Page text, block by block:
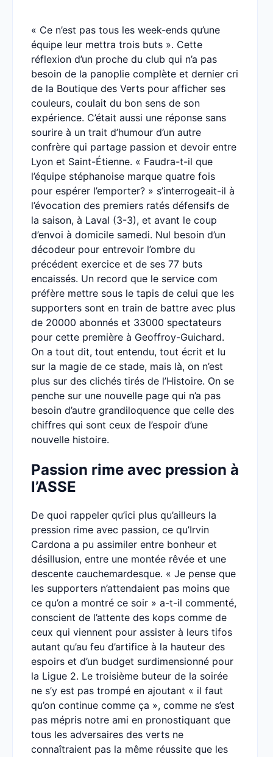
« Ce n’est pas tous les week-ends qu’une
équipe leur mettra trois buts ». Cette
réflexion d’un proche du club qui n’a pas
besoin de la panoplie complète et dernier cri
de la Boutique des Verts pour afficher ses
couleurs, coulait du bon sens de son
expérience. C’était aussi une réponse sans
sourire à un trait d’humour d’un autre
confrère qui partage passion et devoir entre
Lyon et Saint-Étienne. « Faudra-t-il que
l’équipe stéphanoise marque quatre fois
pour espérer l’emporter? » s’interrogeait-il à
l’évocation des premiers ratés défensifs de
la saison, à Laval (3-3), et avant le coup
d’envoi à domicile samedi. Nul besoin d’un
décodeur pour entrevoir l’ombre du
précédent exercice et de ses 77 buts
encaissés. Un record que le service com
préfère mettre sous le tapis de celui que les
supporters sont en train de battre avec plus
de 20000 abonnés et 33000 spectateurs
pour cette première à Geoffroy-Guichard.
On a tout dit, tout entendu, tout écrit et lu
sur la magie de ce stade, mais là, on n’est
plus sur des clichés tirés de l’Histoire. On se
penche sur une nouvelle page qui n’a pas
besoin d’autre grandiloquence que celle des
chiffres qui sont ceux de l’espoir d’une
nouvelle histoire.
Passion rime avec pression à
l’ASSE
De quoi rappeler qu’ici plus qu’ailleurs la
pression rime avec passion, ce qu’Irvin
Cardona a pu assimiler entre bonheur et
désillusion, entre une montée rêvée et une
descente cauchemardesque. « Je pense que
les supporters n’attendaient pas moins que
ce qu’on a montré ce soir » a-t-il commenté,
conscient de l’attente des kops comme de
ceux qui viennent pour assister à leurs tifos
autant qu’au feu d’artifice à la hauteur des
espoirs et d’un budget surdimensionné pour
la Ligue 2. Le troisième buteur de la soirée
ne s’y est pas trompé en ajoutant « il faut
qu’on continue comme ça », comme ne s’est
pas mépris notre ami en pronostiquant que
tous les adversaires des verts ne
connaîtraient pas la même réussite que les